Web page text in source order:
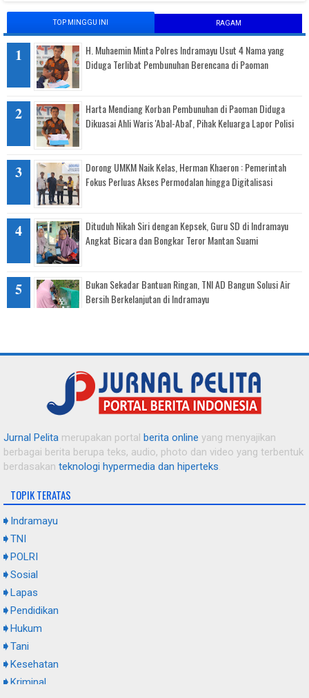
TOP MINGGU INI RAGAM
H. Muhaemin Minta Polres Indramayu Usut 4 Nama yang
Diduga Terlibat Pembunuhan Berencana di Paoman
Harta Mendiang Korban Pembunuhan di Paoman Diduga
Dikuasai Ahli Waris 'Abal-Abal', Pihak Keluarga Lapor Polisi
Dorong UMKM Naik Kelas, Herman Khaeron : Pemerintah
Fokus Perluas Akses Permodalan hingga Digitalisasi
Dituduh Nikah Siri dengan Kepsek, Guru SD di Indramayu
Angkat Bicara dan Bongkar Teror Mantan Suami
Bukan Sekadar Bantuan Ringan, TNI AD Bangun Solusi Air
Bersih Berkelanjutan di Indramayu
Mengembang Usai Diguyur Air Bersih Bantuan Kodim 0616
Indramayu
Tanggap Darurat Kekeringan: Sinergi TNI, BPBD, dan PMI
Salurkan Air Bersih untuk Warga Pasekan
Bekali Warga Binaan dengan Keterampilan, Lapas Indramayu
Gelar Pelatihan Budidaya dan Olahan Jamur Tiram
Jurnal Pelita merupakan portal berita online yang menyajikan
berbagai berita berupa teks, audio, photo dan video yang terbentuk
berdasakan teknologi hypermedia dan hiperteks.
TOPIK TERATAS
Indramayu
TNI
POLRI
Sosial
Lapas
Pendidikan
Hukum
Tani
Kesehatan
Kriminal